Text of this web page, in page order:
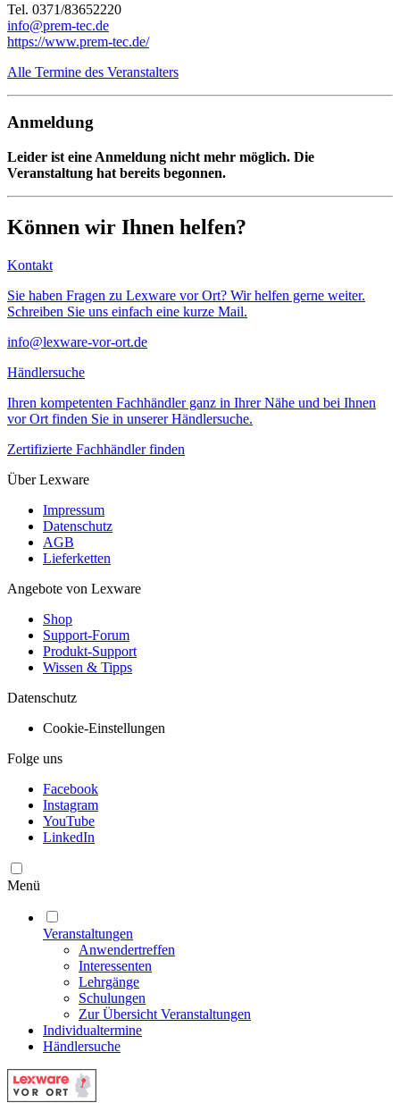
Tel. 0371/83652220
info@prem-tec.de
https://www.prem-tec.de/
Alle Termine des Veranstalters
Anmeldung
Leider ist eine Anmeldung nicht mehr möglich. Die
Veranstaltung hat bereits begonnen.
Können wir Ihnen helfen?
Kontakt
Sie haben Fragen zu Lexware vor Ort? Wir helfen gerne weiter.
Schreiben Sie uns einfach eine kurze Mail.
info@lexware-vor-ort.de
Händlersuche
Ihren kompetenten Fachhändler ganz in Ihrer Nähe und bei Ihnen
vor Ort finden Sie in unserer Händlersuche.
Zertifizierte Fachhändler finden
Über Lexware
Impressum
Datenschutz
AGB
Lieferketten
Angebote von Lexware
Shop
Support-Forum
Produkt-Support
Wissen & Tipps
Datenschutz
Cookie-Einstellungen
Folge uns
Facebook
Instagram
YouTube
LinkedIn
Menü
Veranstaltungen
Anwendertreffen
Interessenten
Lehrgänge
Schulungen
Zur Übersicht Veranstaltungen
Individualtermine
Händlersuche